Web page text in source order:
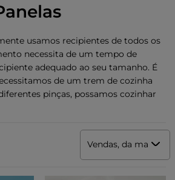
usamos recipientes de todos os
necessita de um tempo de
adequado ao seu tamanho. É
de um trem de cozinha
pinças, possamos cozinhar
Vendas, da mais